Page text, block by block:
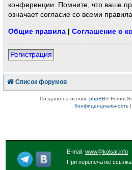
конференции. Помните, что ваше
означает согласие со всеми
Общие правила |Соглашение о
Регистрация
Список форумов
Создано на основе phpBB® Forum
Конфиденциальность|
E-mail:www@kolsar.info
При перепечатке